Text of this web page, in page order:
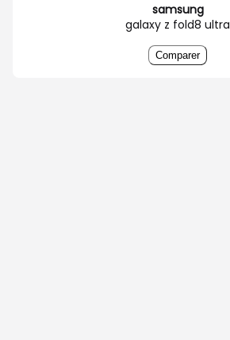
samsung
galaxy z fold8 ultra
Comparer